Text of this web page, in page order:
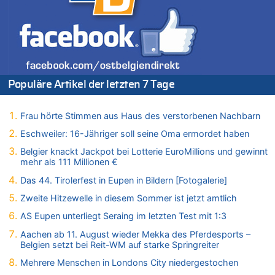
09.08.2026 - 09:11 von Werner Radermacher zu
Politischer Eklat bei der Gedenkfeier in Marcinelle – Meloni:
„Schwerwiegende und beschämende Geste“
09.08.2026 - 08:40 von Guido Scholzen zu
Leipzig, Mechernich und die Frage: Wer steckt hinter den
Drohnen mit Strengstoff? War es Russland?
09.08.2026 - 08:21 von Zuhörer zu
Belgien setzt bei Reit-WM auf starke Springreiter
09.08.2026 - 07:40 von SoSo zu
Aachen ab 11. August wieder Mekka des Pferdesports –
Belgien setzt bei Reit-WM auf starke Springreiter
09.08.2026 - 07:00 von Zuhörer zu
Leipzig, Mechernich und die Frage: Wer steckt hinter den
Drohnen mit Strengstoff? War es Russland?
09.08.2026 - 01:10 von Peter S. zu
Leipzig, Mechernich und die Frage: Wer steckt hinter den
Populäre Artikel der letzten 7 Tage
Frau hörte Stimmen aus Haus des verstorbenen Nachbarn
Eschweiler: 16-Jähriger soll seine Oma ermordet haben
Belgier knackt Jackpot bei Lotterie EuroMillions und gewinnt
mehr als 111 Millionen €
Das 44. Tirolerfest in Eupen in Bildern [Fotogalerie]
Zweite Hitzewelle in diesem Sommer ist jetzt amtlich
AS Eupen unterliegt Seraing im letzten Test mit 1:3
Aachen ab 11. August wieder Mekka des Pferdesports –
Belgien setzt bei Reit-WM auf starke Springreiter
Mehrere Menschen in Londons City niedergestochen